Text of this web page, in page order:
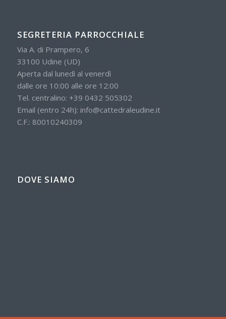
SEGRETERIA PARROCCHIALE
Via A. di Prampero, 6
33100 Udine (UD)
Aperta dal lunedì al venerdì
dalle ore 10:00 alle ore 12:00
Tel. centralino: +39 0432 505302
Email (entro 24h): info@cattedraleudine.it
C.F.: 80010240309
DOVE SIAMO